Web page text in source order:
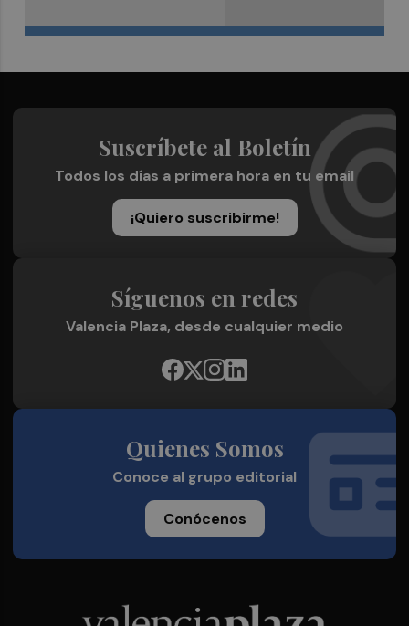
Suscríbete al Boletín
Todos los días a primera hora en tu email
¡Quiero suscribirme!
Síguenos en redes
Valencia Plaza, desde cualquier medio
Quienes Somos
Conoce al grupo editorial
Conócenos